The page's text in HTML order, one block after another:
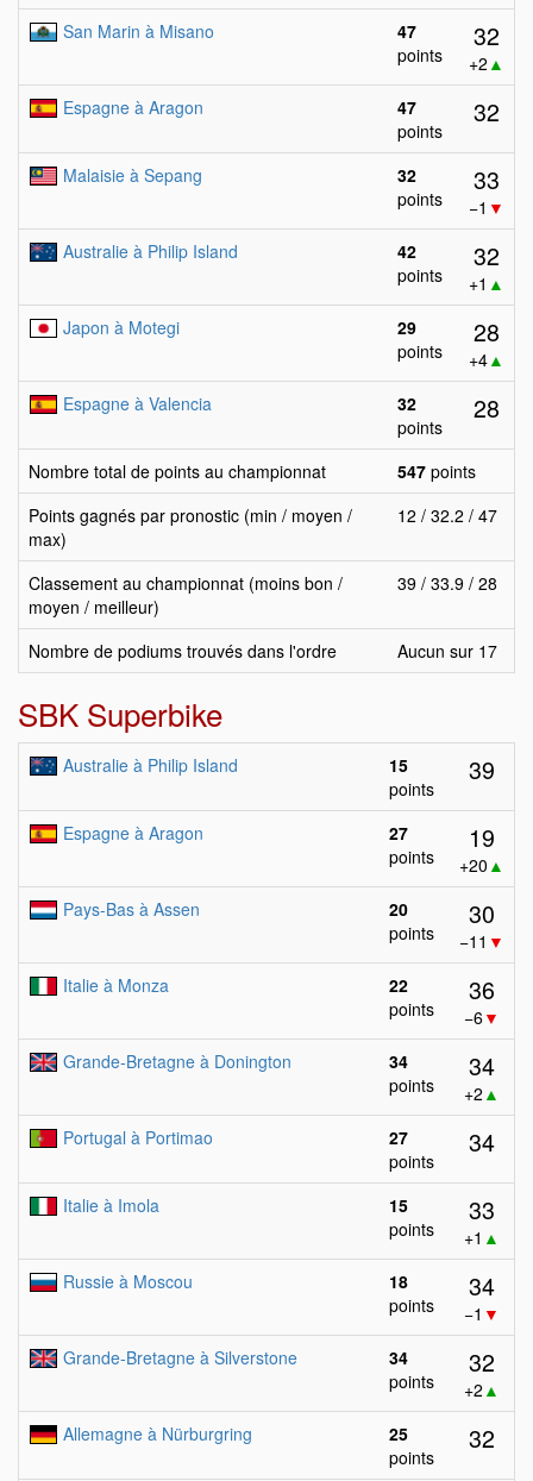
San Marin à Misano
47
points
32
+2 ▲
Espagne à Aragon
47
points
32
Malaisie à Sepang
32
points
33
−1 ▼
Australie à Philip Island
42
points
32
+1 ▲
Japon à Motegi
29
points
28
+4▲
Espagne à Valencia
32
points
28
Nombre total de points au championnat 547 points
Points gagnés par pronostic (min / moyen /
max)
12 / 32.2 / 47
Classement au championnat (moins bon /
moyen / meilleur)
39 / 33.9 / 28
Nombre de podiums trouvés dans l'ordre Aucun sur 17
SBK Superbike
Australie à Philip Island
15
points
39
Espagne à Aragon
27
points
19
+20 ▲
Pays-Bas à Assen
20
points
30
−11 ▼
Italie à Monza
22
points
36
−6▼
Grande-Bretagne à Donington
34
points
34
+2 ▲
Portugal à Portimao
27
points
34
Italie à Imola
15
points
33
+1 ▲
Russie à Moscou
18
points
34
−1 ▼
Grande-Bretagne à Silverstone
34
points
32
+2 ▲
Allemagne à Nürburgring
25
points
32